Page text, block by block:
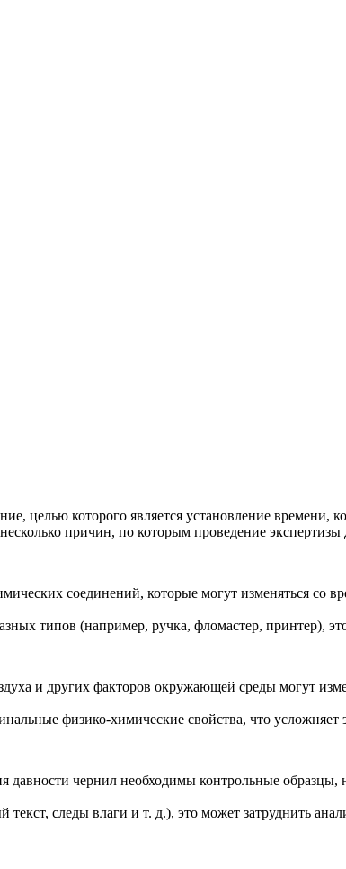
целью которого является установление времени,
причин, по которым проведение
соединений, которые могут изменяться со
типов (например, ручка, фломастер, принтер),
и других факторов окружающей среды могут
физико-химические свойства, что усложняет
давности чернил необходимы контрольные
следы влаги и т. д.), это может затруднить